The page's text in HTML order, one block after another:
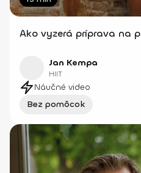
Ako vyzerá príprava na
Jan Kempa
HIIT
Náučné video
Bez pomôcok